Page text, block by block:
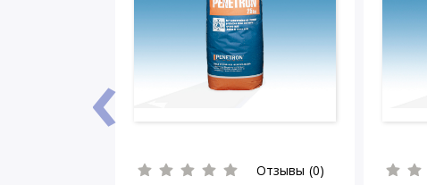
Отзывы (0)
‹